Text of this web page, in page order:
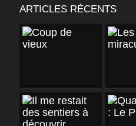
ARTICLES RÉCENTS